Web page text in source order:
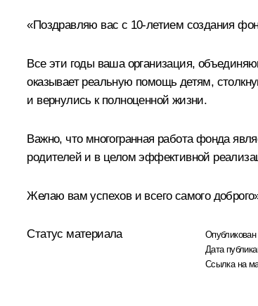
«Поздравляю вас с 10-летием создания
Все эти годы ваша организация,
оказывает реальную помощь детям,
и вернулись к полноценной жизни.
Важно, что многогранная работа фонда
родителей и в целом эффективной
Желаю вам успехов и всего самого
Статус материала
Дата
Ссылка на